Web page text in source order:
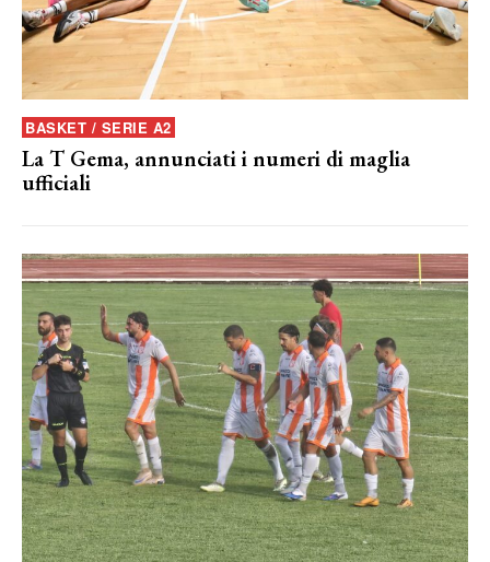
BASKET / SERIE A2
La T Gema, annunciati i numeri di maglia
ufficiali